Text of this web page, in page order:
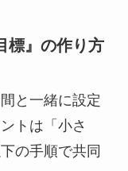
標』の作り方
と一緒に設定
トは「小さ
の手順で共同